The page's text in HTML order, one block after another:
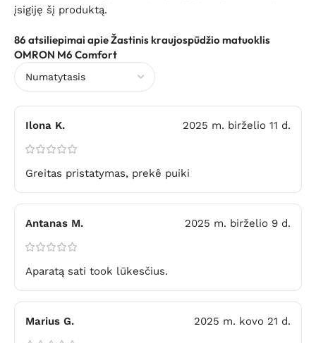
86 atsiliepimai apieŽastinis kraujospūdžio matuoklis
OMRON M6 Comfort
Ilona K. 2025 m. birželio 11 d.
Greitas pristatymas, prekê puiki
Antanas M. 2025 m. birželio 9 d.
Aparatą sati took lūkesčius.
Marius G. 2025 m. kovo 21 d.
įsigiję šį produktą.